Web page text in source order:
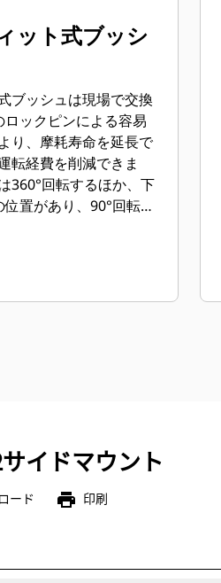
ット式ブッシ
ブッシュは現場で交換
ックピンによる容易
り、摩耗寿命を延長で
転経費を削減できま
360°回転するほか、下
置があり、90°回転で
イドマウント
ード print 印刷